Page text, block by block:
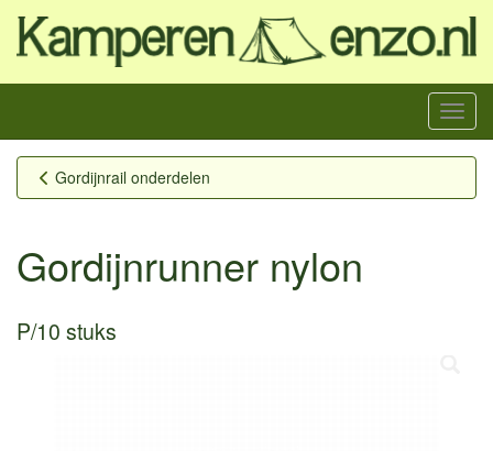
Menu
Gordijnrail onderdelen
Gordijnrunner nylon
P/10 stuks